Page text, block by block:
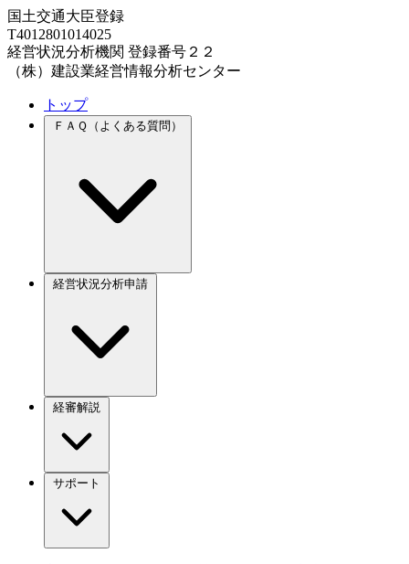
国土交通大臣登録
T4012801014025
経営状況分析機関 登録番号２２
（株）建設業経営情報分析センター
トップ
ＦＡＱ（よくある質問）
経営状況分析申請
経審解説
サポート